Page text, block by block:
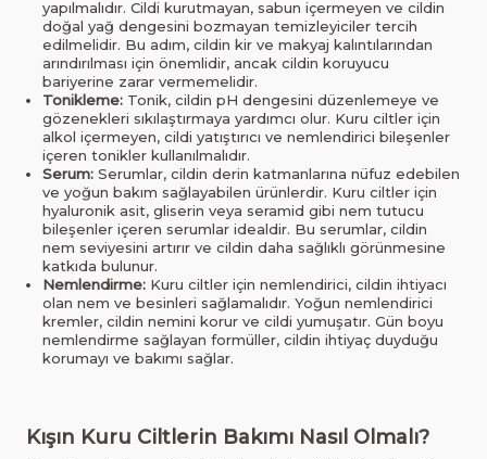
yapılmalıdır. Cildi kurutmayan, sabun içermeyen ve cildin
doğal yağ dengesini bozmayan temizleyiciler tercih
edilmelidir. Bu adım, cildin kir ve makyaj kalıntılarından
arındırılması için önemlidir, ancak cildin koruyucu
bariyerine zarar vermemelidir.
Tonikleme: Tonik, cildin pH dengesini düzenlemeye ve
gözenekleri sıkılaştırmaya yardımcı olur. Kuru ciltler için
alkol içermeyen, cildi yatıştırıcı ve nemlendirici bileşenler
içeren tonikler kullanılmalıdır.
Serum: Serumlar, cildin derin katmanlarına nüfuz edebilen
ve yoğun bakım sağlayabilen ürünlerdir. Kuru ciltler için
hyaluronik asit, gliserin veya seramid gibi nem tutucu
bileşenler içeren serumlar idealdir. Bu serumlar, cildin
nem seviyesini artırır ve cildin daha sağlıklı görünmesine
katkıda bulunur.
Nemlendirme: Kuru ciltler için nemlendirici, cildin ihtiyacı
olan nem ve besinleri sağlamalıdır. Yoğun nemlendirici
kremler, cildin nemini korur ve cildi yumuşatır. Gün boyu
nemlendirme sağlayan formüller, cildin ihtiyaç duyduğu
korumayı ve bakımı sağlar.
Kışın Kuru Ciltlerin Bakımı Nasıl Olmalı?